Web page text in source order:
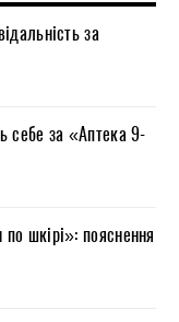
за
себе за «Аптека 9-
шкірі»: пояснення